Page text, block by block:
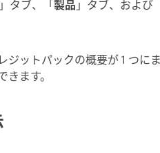
」タブ、「製品 」タブ、および
ットパックの概要が 1 つに
ます。